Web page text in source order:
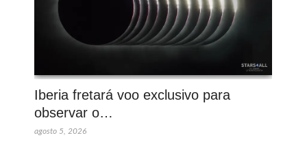
Iberia fretará voo exclusivo para
observar o…
agosto 5, 2026